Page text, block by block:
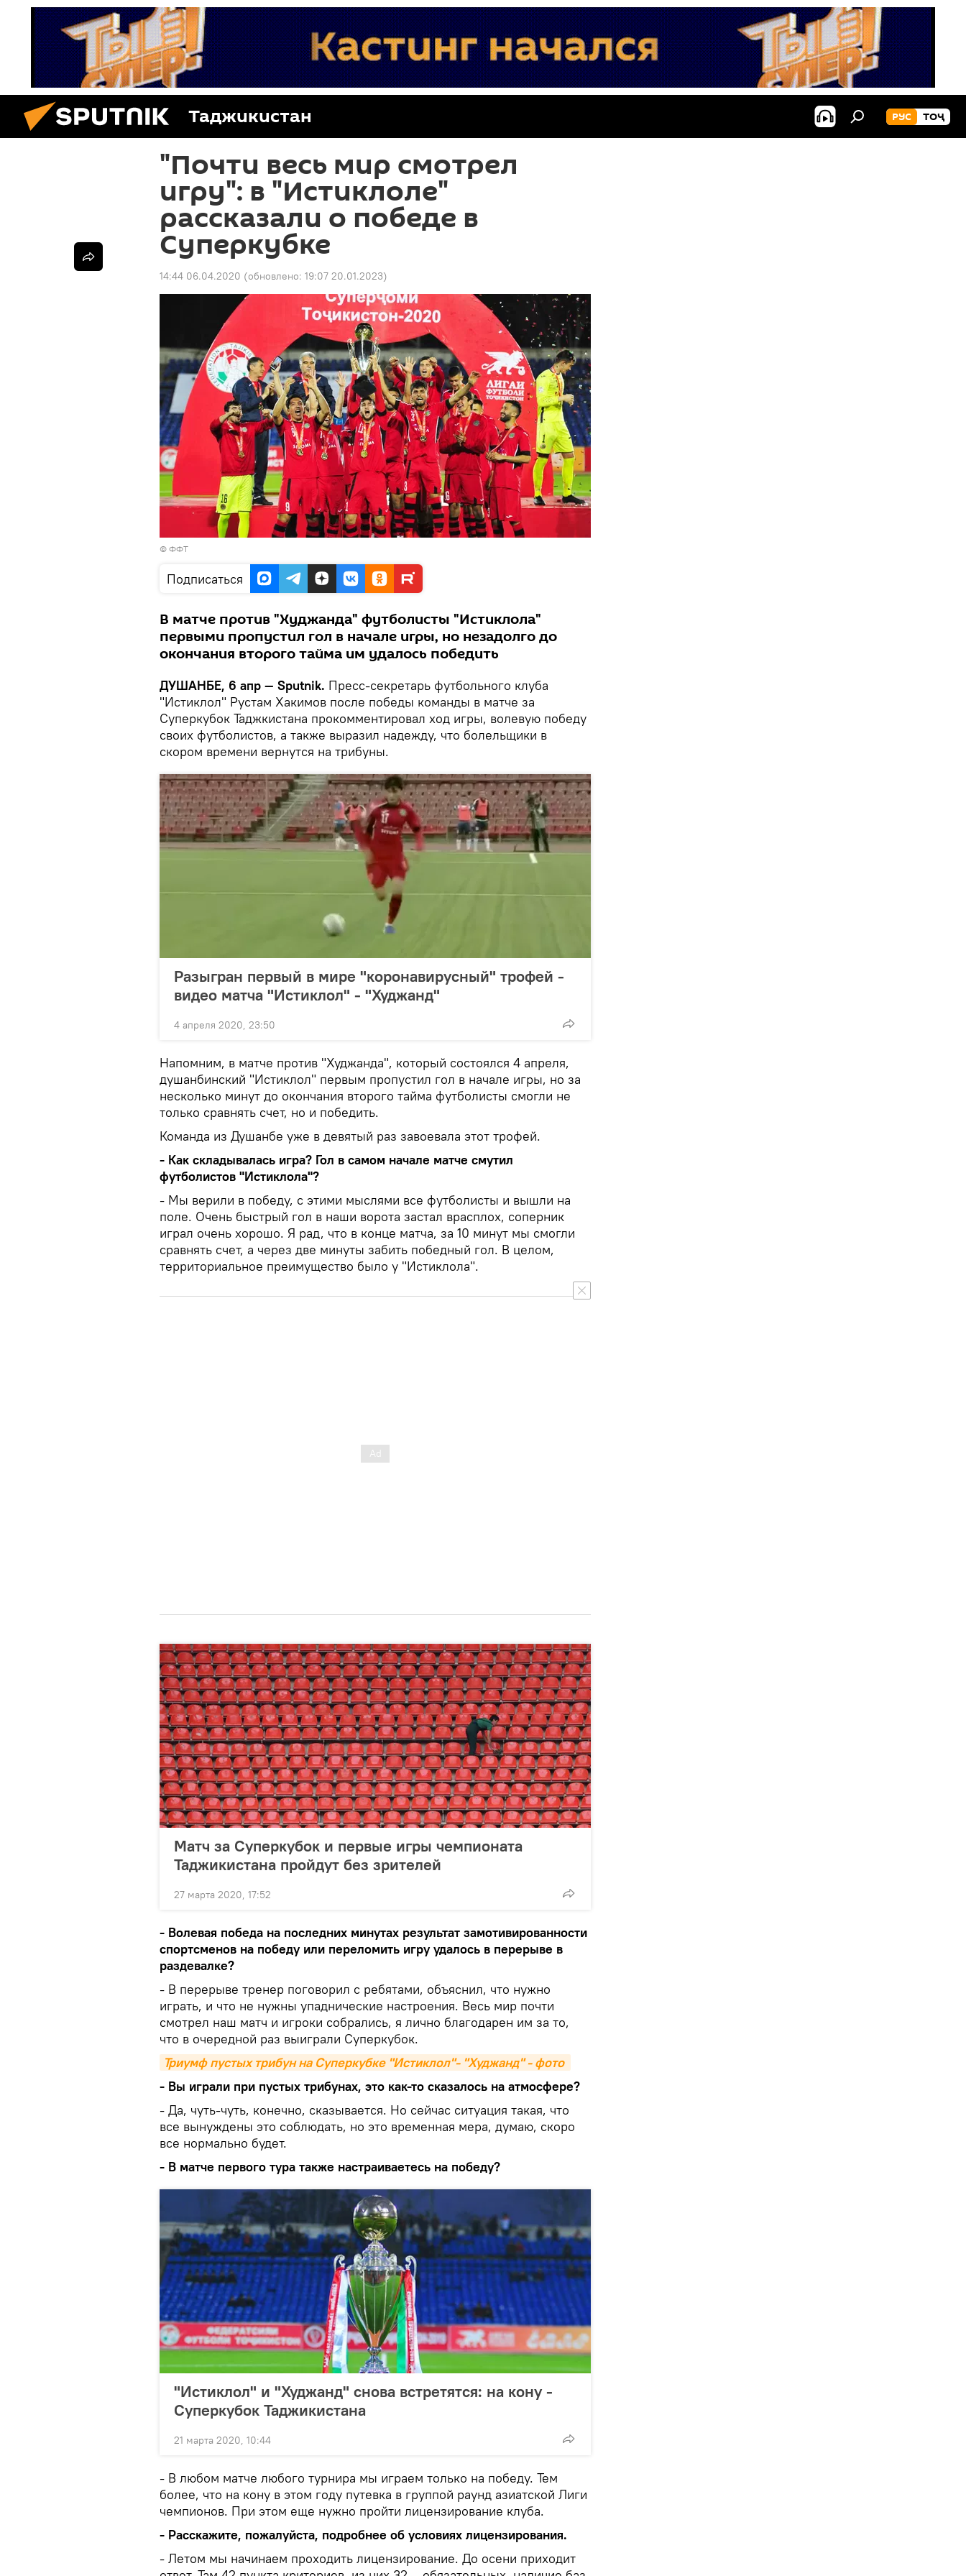
Таджикистан РУС ТОҶ
"Почти весь мир смотрел
игру": в "Истиклоле"
рассказали о победе в
Суперкубке
14:44 06.04.2020 (обновлено: 19:07 20.01.2023)
© ФФТ
Подписаться
В матче против "Худжанда" футболисты "Истиклола"
первыми пропустил гол в начале игры, но незадолго до
окончания второго тайма им удалось победить
ДУШАНБЕ, 6 апр — Sputnik. Пресс-секретарь футбольного клуба
"Истиклол" Рустам Хакимов после победы команды в матче за
Суперкубок Таджкистана прокомментировал ход игры, волевую победу
своих футболистов, а также выразил надежду, что болельщики в
скором времени вернутся на трибуны.
Разыгран первый в мире "коронавирусный" трофей -
видео матча "Истиклол" - "Худжанд"
4 апреля 2020, 23:50
Напомним, в матче против "Худжанда", который состоялся 4 апреля,
душанбинский "Истиклол" первым пропустил гол в начале игры, но за
несколько минут до окончания второго тайма футболисты смогли не
только сравнять счет, но и победить.
Команда из Душанбе уже в девятый раз завоевала этот трофей.
- Как складывалась игра? Гол в самом начале матче смутил
футболистов "Истиклола"?
- Мы верили в победу, с этими мыслями все футболисты и вышли на
поле. Очень быстрый гол в наши ворота застал врасплох, соперник
играл очень хорошо. Я рад, что в конце матча, за 10 минут мы смогли
сравнять счет, а через две минуты забить победный гол. В целом,
территориальное преимущество было у "Истиклола".
Матч за Суперкубок и первые игры чемпионата
Таджикистана пройдут без зрителей
27 марта 2020, 17:52
- Волевая победа на последних минутах результат замотивированности
спортсменов на победу или переломить игру удалось в перерыве в
раздевалке?
- В перерыве тренер поговорил с ребятами, объяснил, что нужно
играть, и что не нужны упаднические настроения. Весь мир почти
смотрел наш матч и игроки собрались, я лично благодарен им за то,
что в очередной раз выиграли Суперкубок.
Триумф пустых трибун на Суперкубке "Истиклол"- "Худжанд" - фото
- Вы играли при пустых трибунах, это как-то сказалось на атмосфере?
- Да, чуть-чуть, конечно, сказывается. Но сейчас ситуация такая, что
все вынуждены это соблюдать, но это временная мера, думаю, скоро
все нормально будет.
- В матче первого тура также настраиваетесь на победу?
"Истиклол" и "Худжанд" снова встретятся: на кону -
Суперкубок Таджикистана
21 марта 2020, 10:44
- В любом матче любого турнира мы играем только на победу. Тем
более, что на кону в этом году путевка в группой раунд азиатской Лиги
чемпионов. При этом еще нужно пройти лицензирование клуба.
- Расскажите, пожалуйста, подробнее об условиях лицензирования.
- Летом мы начинаем проходить лицензирование. До осени приходит